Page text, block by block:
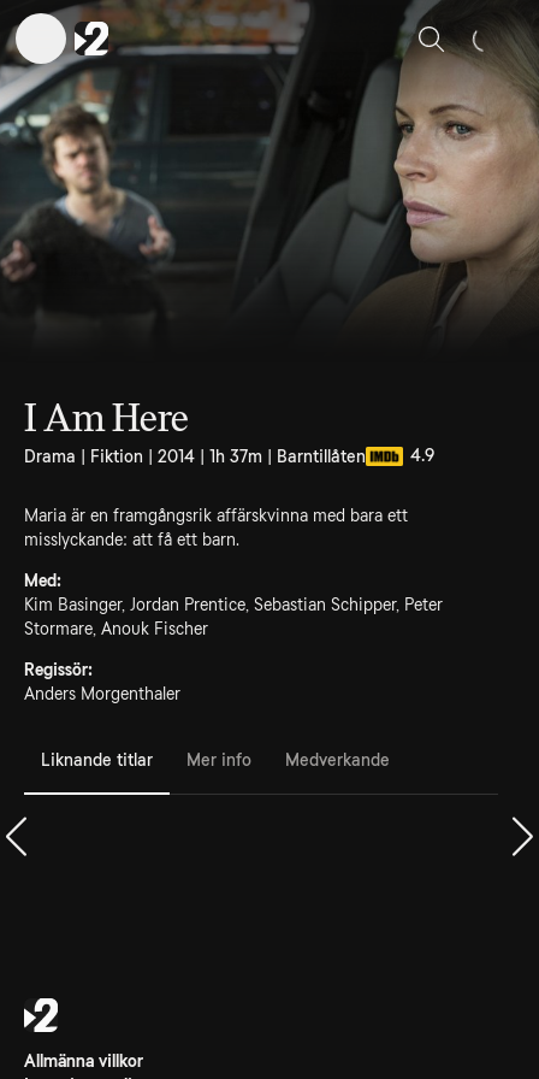
Sök
I Am Here
Drama | Fiktion | 2014 | 1h 37m | Barntillåten 4.9
Maria är en framgångsrik affärskvinna med bara ett
misslyckande: att få ett barn.
Med:
Kim Basinger, Jordan Prentice, Sebastian Schipper, Peter
Stormare, Anouk Fischer
Regissör:
Anders Morgenthaler
Liknande titlar Mer info Medverkande
Allmänna villkor